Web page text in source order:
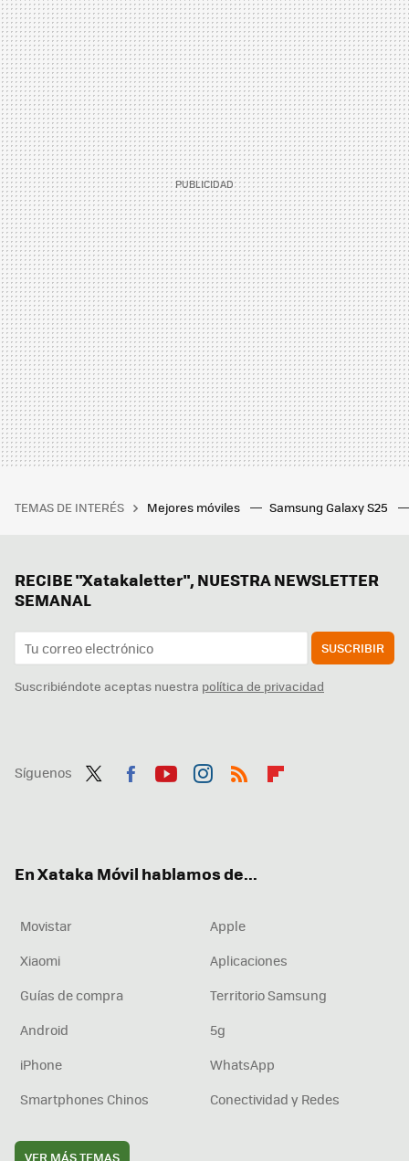
TEMAS DE INTERÉS Mejores móviles Samsung Galaxy S25
RECIBE "Xatakaletter", NUESTRA NEWSLETTER
SEMANAL
SUSCRIBIR
Suscribiéndote aceptas nuestra política de privacidad
Síguenos
En Xataka Móvil hablamos de...
Movistar
Apple
Xiaomi
Aplicaciones
Guías de compra
Territorio Samsung
Android
5g
iPhone
WhatsApp
Smartphones Chinos
Conectividad y Redes
VER MÁS TEMAS